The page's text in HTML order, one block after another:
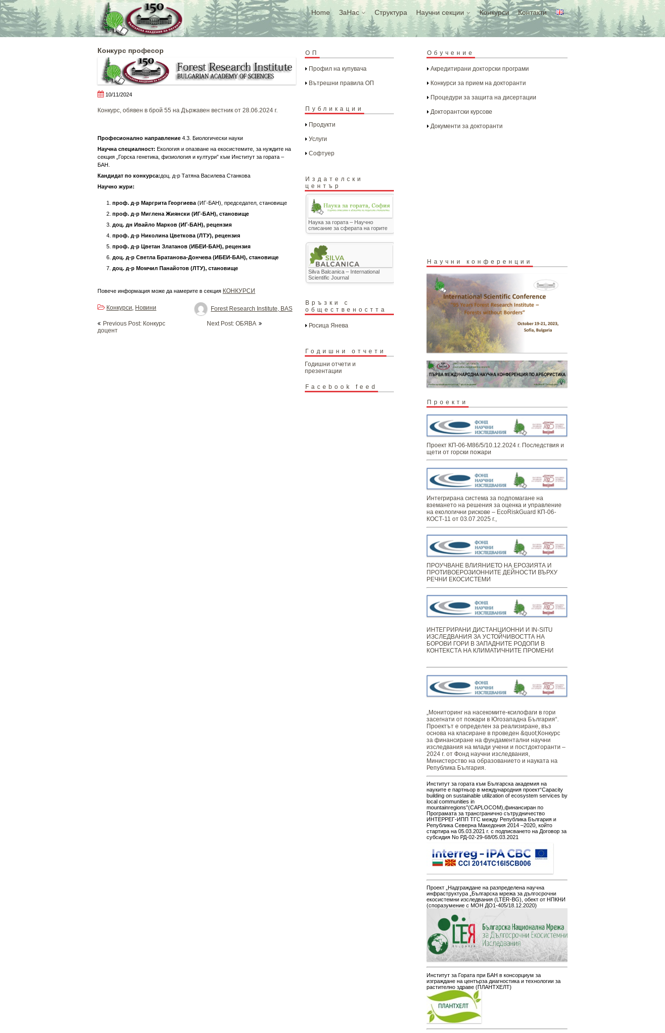
Skip
to
content
Home ЗаНас Структура Научни секции Конкурси Контакти
Конкурс професор
10/11/2024
Конкурс, обявен в брой 55 на Държавен вестник от 28.06.2024 г.
Професионално направление 4.3. Биологически науки
Научна специалност: Екология и опазване на екосистемите, за нуждите на
секция „Горска генетика, физиология и култури” към Институт за гората –
БАН.
Кандидат по конкурса:доц. д-р Татяна Василева Станкова
Научно жури:
проф. д-р Маргрита Георгиева (ИГ-БАН), председател, становище
проф. д-р Миглена Жиянски (ИГ-БАН), становище
доц. дн Ивайло Марков (ИГ-БАН), рецензия
проф. д-р Николина Цветкова (ЛТУ), рецензия
проф. д-р Цветан Златанов (ИБЕИ-БАН), рецензия
доц. д-р Светла Братанова-Дончева (ИБЕИ-БАН), становище
доц. д-р Момчил Панайотов (ЛТУ), становище
Повече информация може да намерите в секция КОНКУРСИ
Forest Research Institute, BAS
Конкурси
Новини
navigation
Previous Post: Конкурс
доцент
Next Post: ОБЯВА
ОП
Профил на купувача
Вътрешни правила ОП
Публикации
Продукти
Услуги
Софтуер
Издателски
център
Наука за гората – Научно
списание за сферата на горите
Silva Balcanica – International
Scientific Journal
Връзки с
обществеността
Росица Янева
Годишни отчети
Годишни отчети и
презентации
Facebook feed
Обучение
Акредитирани докторски програми
Конкурси за прием на докторанти
Процедури за защита на дисертации
Докторантски курсове
Документи за докторанти
Научни конференции
Проекти
Проект КП-06-М86/5/10.12.2024 г. Последствия и
щети от горски пожари
Интегрирана система за подпомагане на
вземането на решения за оценка и управление
на екологични рискове – EcoRiskGuard КП-06-
КОСТ-11 от 03.07.2025 г.,
ПРОУЧВАНЕ ВЛИЯНИЕТО НА ЕРОЗИЯТА И
ПРОТИВОЕРОЗИОННИТЕ ДЕЙНОСТИ ВЪРХУ
РЕЧНИ ЕКОСИСТЕМИ
ИНТЕГРИРАНИ ДИСТАНЦИОННИ И IN-SITU
ИЗСЛЕДВАНИЯ ЗА УСТОЙЧИВОСТТА НА
БОРОВИ ГОРИ В ЗАПАДНИТЕ РОДОПИ В
КОНТЕКСТА НА КЛИМАТИЧНИТЕ ПРОМЕНИ
„Мониторинг ​​​на ​​насекомите-ксилофаги в гори
засегнати от пожари в Югозападна България“.
Проектът е определен за реализиране, въз
основа на класиране в проведен &quot;Конкурс
за финансиране на фундаментални научни
изследвания на млади учени и постдокторанти –
2024 г. от Фонд научни изследвания,
Министерство на образованието и науката на
Република България.
Институт за гората към Българска академия на
науките е партньор в международния проект“Capacity
building on sustainable utilization of ecosystem services by
local communities in
mountainregions”(CAPLOCOM),финансиран по
Програмата за трансгранично сътрудничество
ИНТЕРРЕГ-ИПП ТГС между Република България и
Република Северна Македония 2014 –2020, който
стартира на 05.03.2021 г. с подписването на Договор за
субсидия No РД-02-29-68/05.03.2021
Проект „Надграждане на разпределена научна
инфраструктура „Българска мрежа за дългосрочни
екосистемни изследвания (LTER-BG), обект от НПКНИ
(споразумение с МОН ДО1-405/18.12.2020)
Институт за Гората при БАН в консорциум за
изграждане на центърза диагностика и технологии за
растително здраве (ПЛАНТХЕЛТ)